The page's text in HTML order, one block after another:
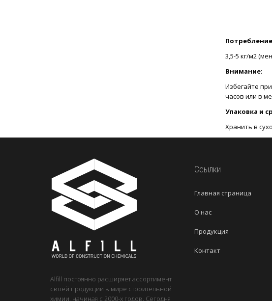
3,5-5 кг/м2
Внимание:
Избегайте
часов или в
Упаковка и
Хранить в
Alfill постоянно расширяет ассортимент
своей продукции в мире строительной
химии, начиная с 2000-х годов. Сегодня
Ссылки
Главная страница
О нас
Продукция
Контакт